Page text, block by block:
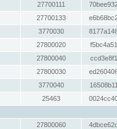
27700111
27700133
3770030
27800020
27800040
27800030
3770040
25463
27800060